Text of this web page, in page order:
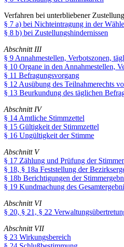
Verfahren bei unterbliebener
§ 7 a) bei Nichteintragung in der
§ 8 b) bei Zustellungshindernissen
Abschnitt III
§ 9 Annahmestellen, Verbotszonen,
§ 10 Organe in den Annahmestellen,
§ 11 Befragungsvorgang
§ 12 Ausübung des Teilnahmerechts
§ 13 Beurkundung des täglichen
Abschnitt IV
§ 14 Amtliche Stimmzettel
§ 15 Gültigkeit der Stimmzettel
§ 16 Ungültigkeit der Stimme
Abschnitt V
§ 17 Zählung und Prüfung der
§ 18, § 18a Feststellung der
§ 18b Berichtigungen der
§ 19 Kundmachung des
Abschnitt VI
§ 20, § 21, § 22
Abschnitt VII
§ 23 Wirkungsbereich